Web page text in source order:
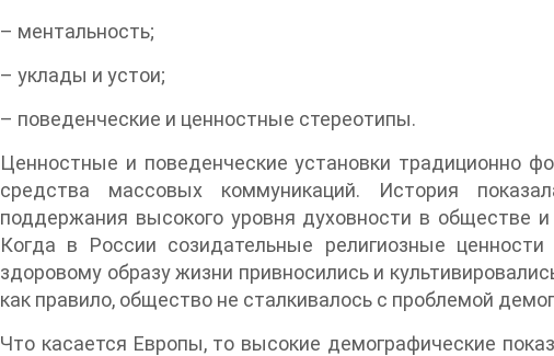
– ментальность;
– уклады и устои;
– поведенческие и ценностные стереотипы.
Ценностные и поведенческие установки традиционно
средства массовых коммуникаций. История
поддержания высокого уровня духовности в обществе
Когда в России созидательные религиозные
здоровому образу жизни привносились и
как правило, общество не сталкивалось с проблемой
Что касается Европы, то высокие демографические